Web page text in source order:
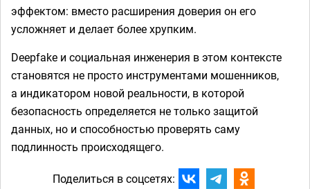
эффектом: вместо расширения доверия он его
усложняет и делает более хрупким.
Deepfake и социальная инженерия в этом контексте
становятся не просто инструментами мошенников,
а индикатором новой реальности, в которой
безопасность определяется не только защитой
данных, но и способностью проверять саму
подлинность происходящего.
Поделиться в соцсетях: